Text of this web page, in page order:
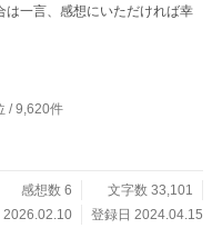
は一言、感想にいただければ幸
/ 9,620件
感想数 6
文字数 33,101
2026.02.10
登録日 2024.04.15